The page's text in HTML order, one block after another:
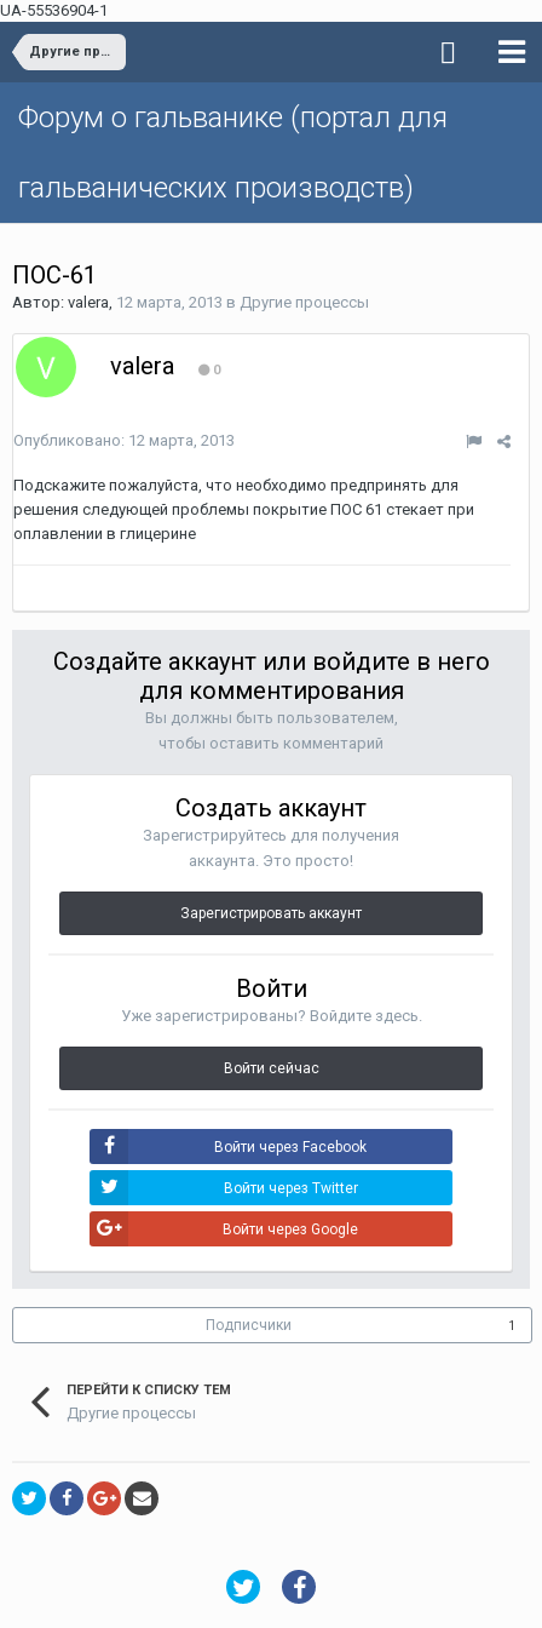
UA-55536904-1
Другие процессы
Форум о гальванике (портал для
гальванических производств)
ПОС-61
Автор: valera, 12 марта, 2013 в Другие процессы
valera 0
Опубликовано: 12 марта, 2013
Подскажите пожалуйста, что необходимо предпринять для
решения следующей проблемы покрытие ПОС 61 стекает при
оплавлении в глицерине
Создайте аккаунт или войдите в него
для комментирования
Вы должны быть пользователем,
чтобы оставить комментарий
Создать аккаунт
Зарегистрируйтесь для получения
аккаунта. Это просто!
Зарегистрировать аккаунт
Войти
Уже зарегистрированы? Войдите здесь.
Войти сейчас
Войти через Facebook
Войти через Twitter
Войти через Google
Подписчики 1
ПЕРЕЙТИ К СПИСКУ ТЕМ
Другие процессы